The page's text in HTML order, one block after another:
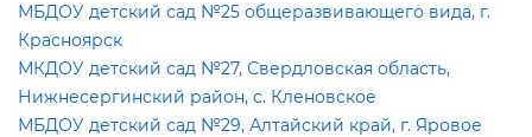
МБДОУ детский сад №25 общеразвивающего вида, г.
Красноярск
МКДОУ детский сад №27, Свердловская область,
Нижнесергинский район, с. Кленовское
МБДОУ детский сад №29, Алтайский край, г. Яровое